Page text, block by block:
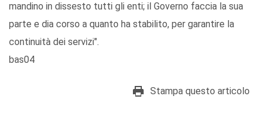
mandino in dissesto tutti gli enti; il Governo faccia la sua
parte e dia corso a quanto ha stabilito, per garantire la
continuità dei servizi".
bas04
Stampa questo articolo